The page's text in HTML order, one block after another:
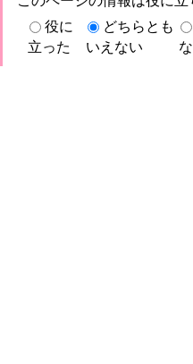
役に
立った
どちらとも
いえない